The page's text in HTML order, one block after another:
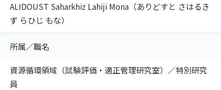
ALIDOUST Saharkhiz Lahiji Mona（ありどすと さはるき
ず らひじ もな）
所属／職名
資源循環領域（試験評価・適正管理研究室）／特別研究
員